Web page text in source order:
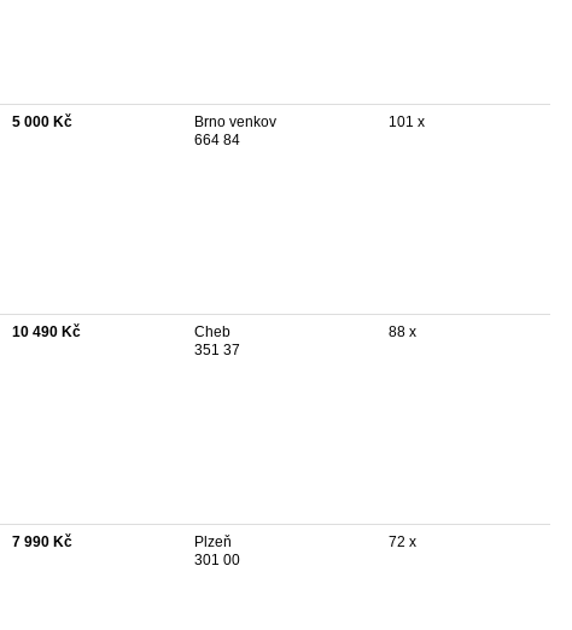
5 000 Kč
Brno venkov
664 84
101 x
10 490 Kč
Cheb
351 37
88 x
7 990 Kč
Plzeň
301 00
72 x